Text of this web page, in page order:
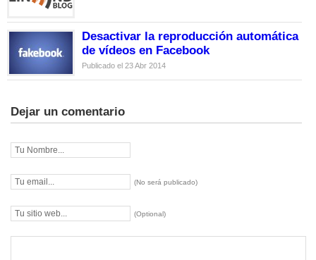
Desactivar la reproducción automática
de vídeos en Facebook
Publicado el 23 Abr 2014
Dejar un comentario
(No será publicado)
(Optional)